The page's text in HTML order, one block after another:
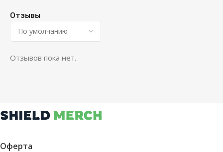
Отзывы
Отзывов пока нет.
Оферта